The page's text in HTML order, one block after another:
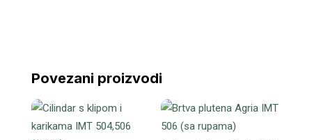
Povezani proizvodi